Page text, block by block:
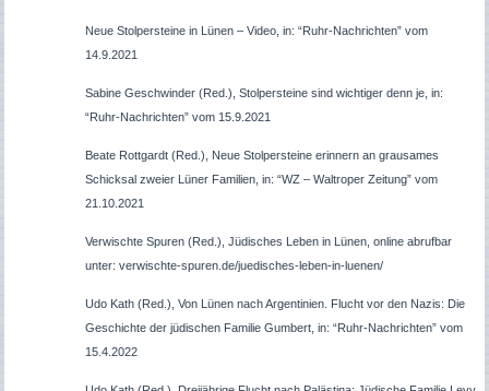
Neue Stolpersteine in Lünen – Video, in: “Ruhr-Nachrichten” vom
14.9.2021
Sabine Geschwinder (Red.), Stolpersteine sind wichtiger denn je, in:
“Ruhr-Nachrichten” vom 15.9.2021
Beate Rottgardt (Red.), Neue Stolpersteine erinnern an grausames
Schicksal zweier Lüner Familien, in: “WZ – Waltroper Zeitung” vom
21.10.2021
Verwischte Spuren (Red.), Jüdisches Leben in Lünen, online abrufbar
unter: verwischte-spuren.de/juedisches-leben-in-luenen/
Udo Kath (Red.), Von Lünen nach Argentinien. Flucht vor den Nazis: Die
Geschichte der jüdischen Familie Gumbert, in: “Ruhr-Nachrichten” vom
15.4.2022